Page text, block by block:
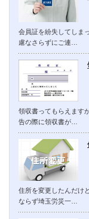
会員証を紛失してしま
慮なさらずにご連…
領収書ってもらえます
告の際に領収書が…
住所を変更したんだけ
ならず埼玉労災一…